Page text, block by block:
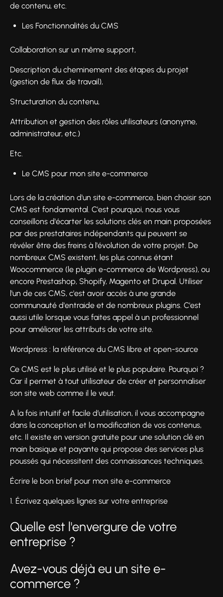
de contenu, etc.
Les Fonctionnalités du CMS
Collaboration sur un même support,
Description du cheminement des étapes du projet
(gestion de flux de travail),
Structuration du contenu,
Attribution et gestion des rôles utilisateurs (anonyme,
administrateur, etc.)
Etc.
Le CMS pour mon site e-commerce
Lors de la création d'un site e-commerce, bien choisir son
CMS est fondamental. C'est pourquoi, nous vous
conseillons d'écarter les solutions clés en main proposées
par des prestataires indépendants qui peuvent se
révéler être des freins à l'évolution de votre projet. De
nombreux CMS existent, les plus connus étant
Woocommerce (le plugin e-commerce de Wordpress), ou
encore Prestashop, Shopify, Magento et Drupal. Utiliser
l'un de ces CMS, c'est avoir accès à une grande
communauté d'entraide et de nombreux plugins. C'est
aussi utile lorsque vous faites appel à un professionnel
pour améliorer les attributs de votre site.
Wordpress : la référence du CMS libre et open-source
Ce CMS est le plus utilisé et le plus populaire. Pourquoi ?
Car il permet à tout utilisateur de créer et personnaliser
son site web comme il le veut.
A la fois intuitif et facile d’utilisation, il vous accompagne
dans la conception et la modification de vos contenus,
etc. Il existe en version gratuite pour une solution clé en
main basique et payante qui propose des services plus
poussés qui nécessitent des connaissances techniques.
Écrire le bon brief pour mon site e-commerce
1. Écrivez quelques lignes sur votre entreprise
Quelle est l'envergure de votre
entreprise ?
Avez-vous déjà eu un site e-
commerce ?